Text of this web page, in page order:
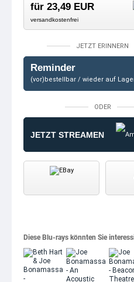
für 23,49 EUR
versandkostenfrei
JETZT ERINNERN
Reminder
(vor)bestellbar / wieder auf
ODER
JETZT STREAMEN
Diese Blu-rays könnten Sie